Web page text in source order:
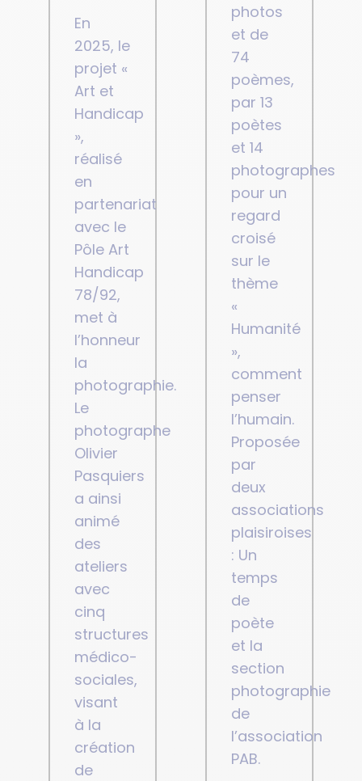
En
2025, le
projet «
Art et
Handicap
»,
réalisé
en
partenariat
avec le
Pôle Art
Handicap
78/92,
met à
l’honneur
la
photographie.
Le
photographe
Olivier
Pasquiers
a ainsi
animé
des
ateliers
avec
cinq
structures
médico-
sociales,
visant
à la
création
de
photos
et de
74
poèmes,
par 13
poètes
et 14
photographes
pour un
regard
croisé
sur le
thème
«
Humanité
»,
comment
penser
l’humain.
Proposée
par
deux
associations
plaisiroises
: Un
temps
de
poète
et la
section
photographie
de
l’association
PAB.